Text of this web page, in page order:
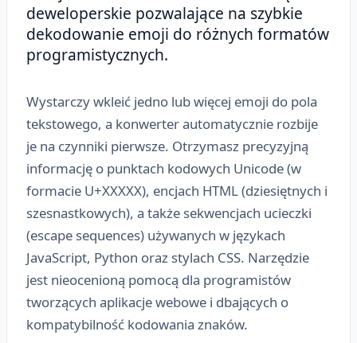
deweloperskie pozwalające na szybkie
dekodowanie emoji do różnych formatów
programistycznych.
Wystarczy wkleić jedno lub więcej emoji do pola
tekstowego, a konwerter automatycznie rozbije
je na czynniki pierwsze. Otrzymasz precyzyjną
informację o punktach kodowych Unicode (w
formacie U+XXXXX), encjach HTML (dziesiętnych i
szesnastkowych), a także sekwencjach ucieczki
(escape sequences) używanych w językach
JavaScript, Python oraz stylach CSS. Narzędzie
jest nieocenioną pomocą dla programistów
tworzących aplikacje webowe i dbających o
kompatybilność kodowania znaków.